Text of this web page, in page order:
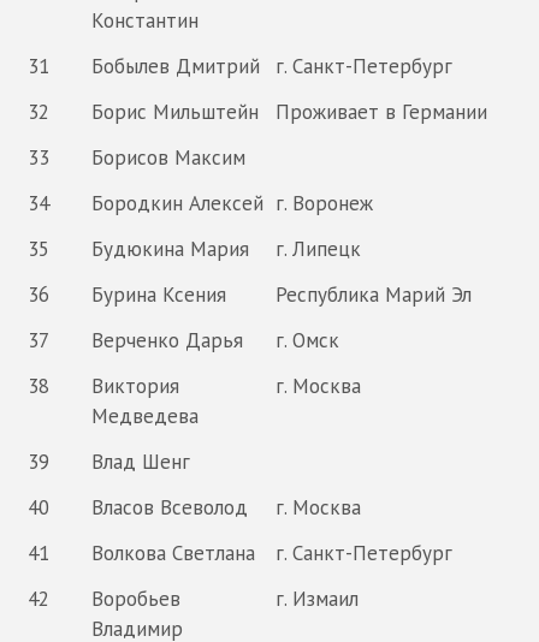
Константин
31 Бобылев Дмитрий
г. Санкт-Петербург
32
Борис Мильштейн
Проживает в Германии
33
Борисов Максим
34
Бородкин Алексей г. Воронеж
35
Будюкина Мария
г. Липецк
36
Бурина Ксения
Республика Марий Эл
37
Верченко Дарья
г. Омск
38
Виктория
Медведева
г. Москва
39
Влад Шенг
40
Власов Всеволод
г. Москва
41
Волкова Светлана
г. Санкт-Петербург
42
Воробьев
Владимир
г. Измаил